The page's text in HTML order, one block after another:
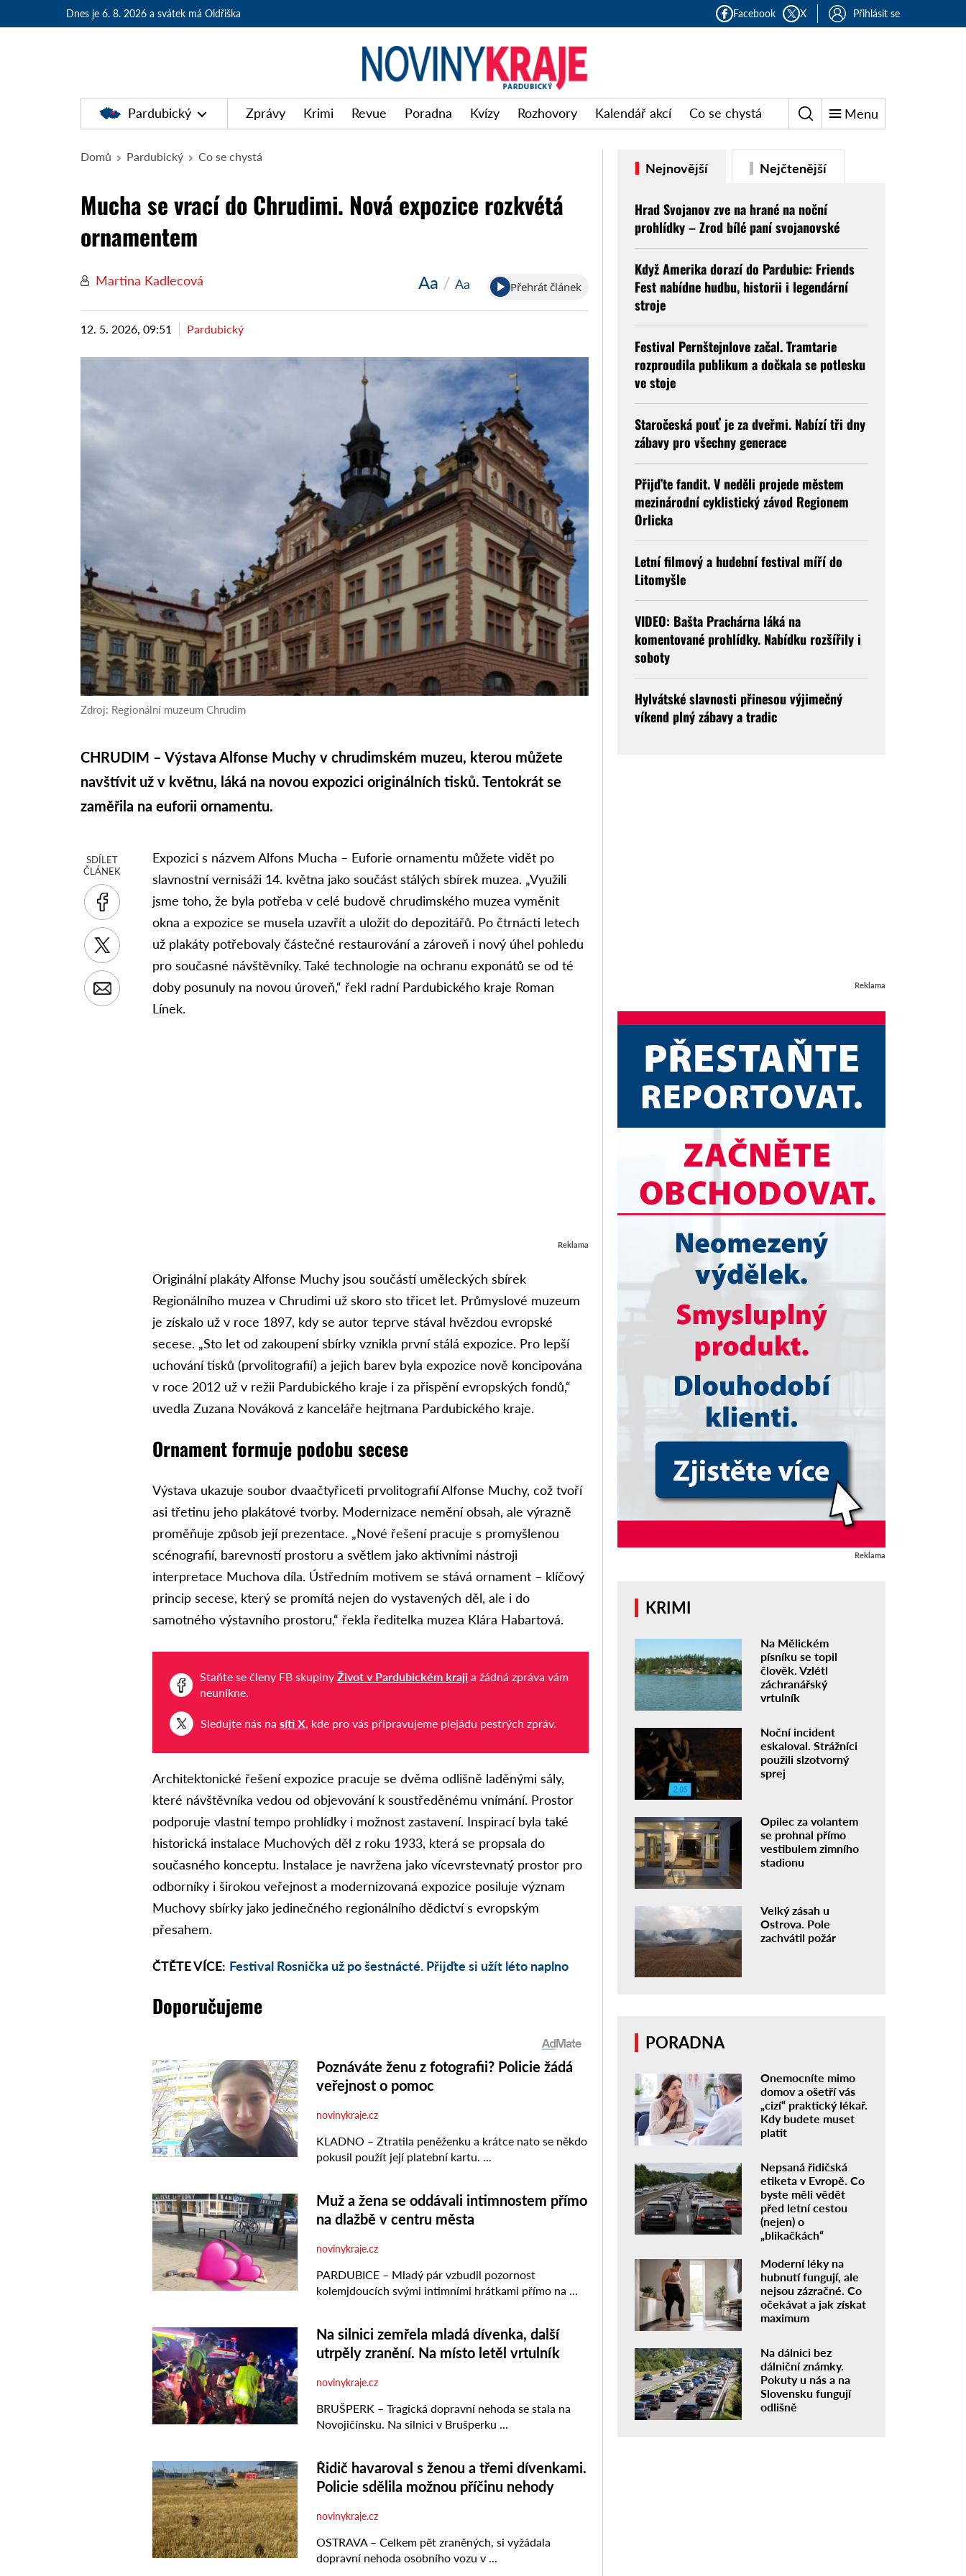
Dnes je 6. 8. 2026 a svátek má Oldřiška Facebook X Přihlásit se
Pardubický Zprávy Krimi Revue Poradna Kvízy Rozhovory Kalendář akcí Co se chystá Menu
Domů Pardubický Co se chystá
Mucha se vrací do Chrudimi. Nová expozice rozkvétá
ornamentem
Martina Kadlecová Aa / Aa Přehrát článek
12. 5. 2026, 09:51 Pardubický
Zdroj: Regionální muzeum Chrudim
CHRUDIM – Výstava Alfonse Muchy v chrudimském muzeu, kterou můžete
navštívit už v květnu, láká na novou expozici originálních tisků. Tentokrát se
zaměřila na euforii ornamentu.
SDÍLET
ČLÁNEK
Expozici s názvem Alfons Mucha – Euforie ornamentu můžete vidět po
slavnostní vernisáži 14. května jako součást stálých sbírek muzea. „Využili
jsme toho, že byla potřeba v celé budově chrudimského muzea vyměnit
okna a expozice se musela uzavřít a uložit do depozitářů. Po čtrnácti letech
už plakáty potřebovaly částečné restaurování a zároveň i nový úhel pohledu
pro současné návštěvníky. Také technologie na ochranu exponátů se od té
doby posunuly na novou úroveň,“ řekl radní Pardubického kraje Roman
Línek.
Reklama
Originální plakáty Alfonse Muchy jsou součástí uměleckých sbírek
Regionálního muzea v Chrudimi už skoro sto třicet let. Průmyslové muzeum
je získalo už v roce 1897, kdy se autor teprve stával hvězdou evropské
secese. „Sto let od zakoupení sbírky vznikla první stálá expozice. Pro lepší
uchování tisků (prvolitografií) a jejich barev byla expozice nově koncipována
v roce 2012 už v režii Pardubického kraje i za přispění evropských fondů,“
uvedla Zuzana Nováková z kanceláře hejtmana Pardubického kraje.
Ornament formuje podobu secese
Výstava ukazuje soubor dvaačtyřiceti prvolitografií Alfonse Muchy, což tvoří
asi třetinu jeho plakátové tvorby. Modernizace nemění obsah, ale výrazně
proměňuje způsob její prezentace. „Nové řešení pracuje s promyšlenou
scénografií, barevností prostoru a světlem jako aktivními nástroji
interpretace Muchova díla. Ústředním motivem se stává ornament – klíčový
princip secese, který se promítá nejen do vystavených děl, ale i do
samotného výstavního prostoru,“ řekla ředitelka muzea Klára Habartová.
Staňte se členy FB skupinyŽivot v Pardubickém kraji a žádná zpráva vám
neunikne.
Sledujte nás nasíti X, kde pro vás připravujeme plejádu pestrých zpráv.
Architektonické řešení expozice pracuje se dvěma odlišně laděnými sály,
které návštěvníka vedou od objevování k soustředěnému vnímání. Prostor
podporuje vlastní tempo prohlídky i možnost zastavení. Inspirací byla také
historická instalace Muchových děl z roku 1933, která se propsala do
současného konceptu. Instalace je navržena jako vícevrstevnatý prostor pro
odborníky i širokou veřejnost a modernizovaná expozice posiluje význam
Muchovy sbírky jako jedinečného regionálního dědictví s evropským
přesahem.
ČTĚTE VÍCE: Festival Rosnička už po šestnácté. Přijďte si užít léto naplno
Doporučujeme
Nejnovější Nejčtenější
Hrad Svojanov zve na hrané na noční
prohlídky – Zrod bílé paní svojanovské
Když Amerika dorazí do Pardubic: Friends
Fest nabídne hudbu, historii i legendární
stroje
Festival Pernštejnlove začal. Tramtarie
rozproudila publikum a dočkala se potlesku
ve stoje
Staročeská pouť je za dveřmi. Nabízí tři dny
zábavy pro všechny generace
Přijďte fandit. V neděli projede městem
mezinárodní cyklistický závod Regionem
Orlicka
Letní filmový a hudební festival míří do
Litomyšle
VIDEO: Bašta Prachárna láká na
komentované prohlídky. Nabídku rozšířily i
soboty
Hylvátské slavnosti přinesou výjimečný
víkend plný zábavy a tradic
Reklama
Reklama
KRIMI
Na Mělickém
písníku se topil
člověk. Vzlétl
záchranářský
vrtulník
Noční incident
eskaloval. Strážníci
použili slzotvorný
sprej
Opilec za volantem
se prohnal přímo
vestibulem zimního
stadionu
Velký zásah u
Ostrova. Pole
zachvátil požár
PORADNA
Onemocníte mimo
domov a ošetří vás
„cizí“ praktický lékař.
Kdy budete muset
platit
Nepsaná řidičská
etiketa v Evropě. Co
byste měli vědět
před letní cestou
(nejen) o
„blikačkách“
Moderní léky na
hubnutí fungují, ale
nejsou zázračné. Co
očekávat a jak získat
maximum
Na dálnici bez
dálniční známky.
Pokuty u nás a na
Slovensku fungují
odlišně